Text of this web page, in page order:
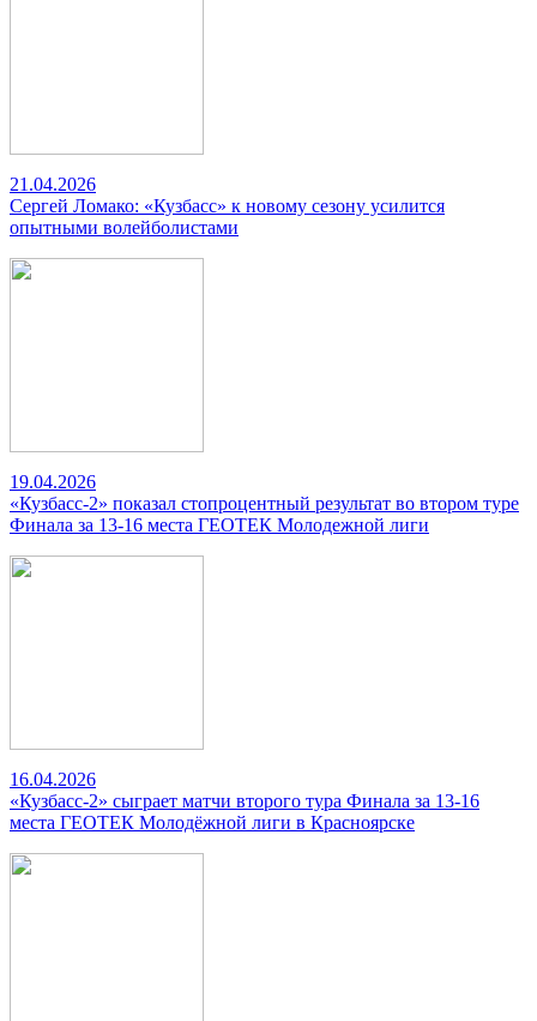
21.04.2026
Сергей Ломако: «Кузбасс» к новому сезону усилится
опытными волейболистами
19.04.2026
«Кузбасс-2» показал стопроцентный результат во втором туре
Финала за 13-16 места ГЕОТЕК Молодежной лиги
16.04.2026
«Кузбасс-2» сыграет матчи второго тура Финала за 13-16
места ГЕОТЕК Молодёжной лиги в Красноярске